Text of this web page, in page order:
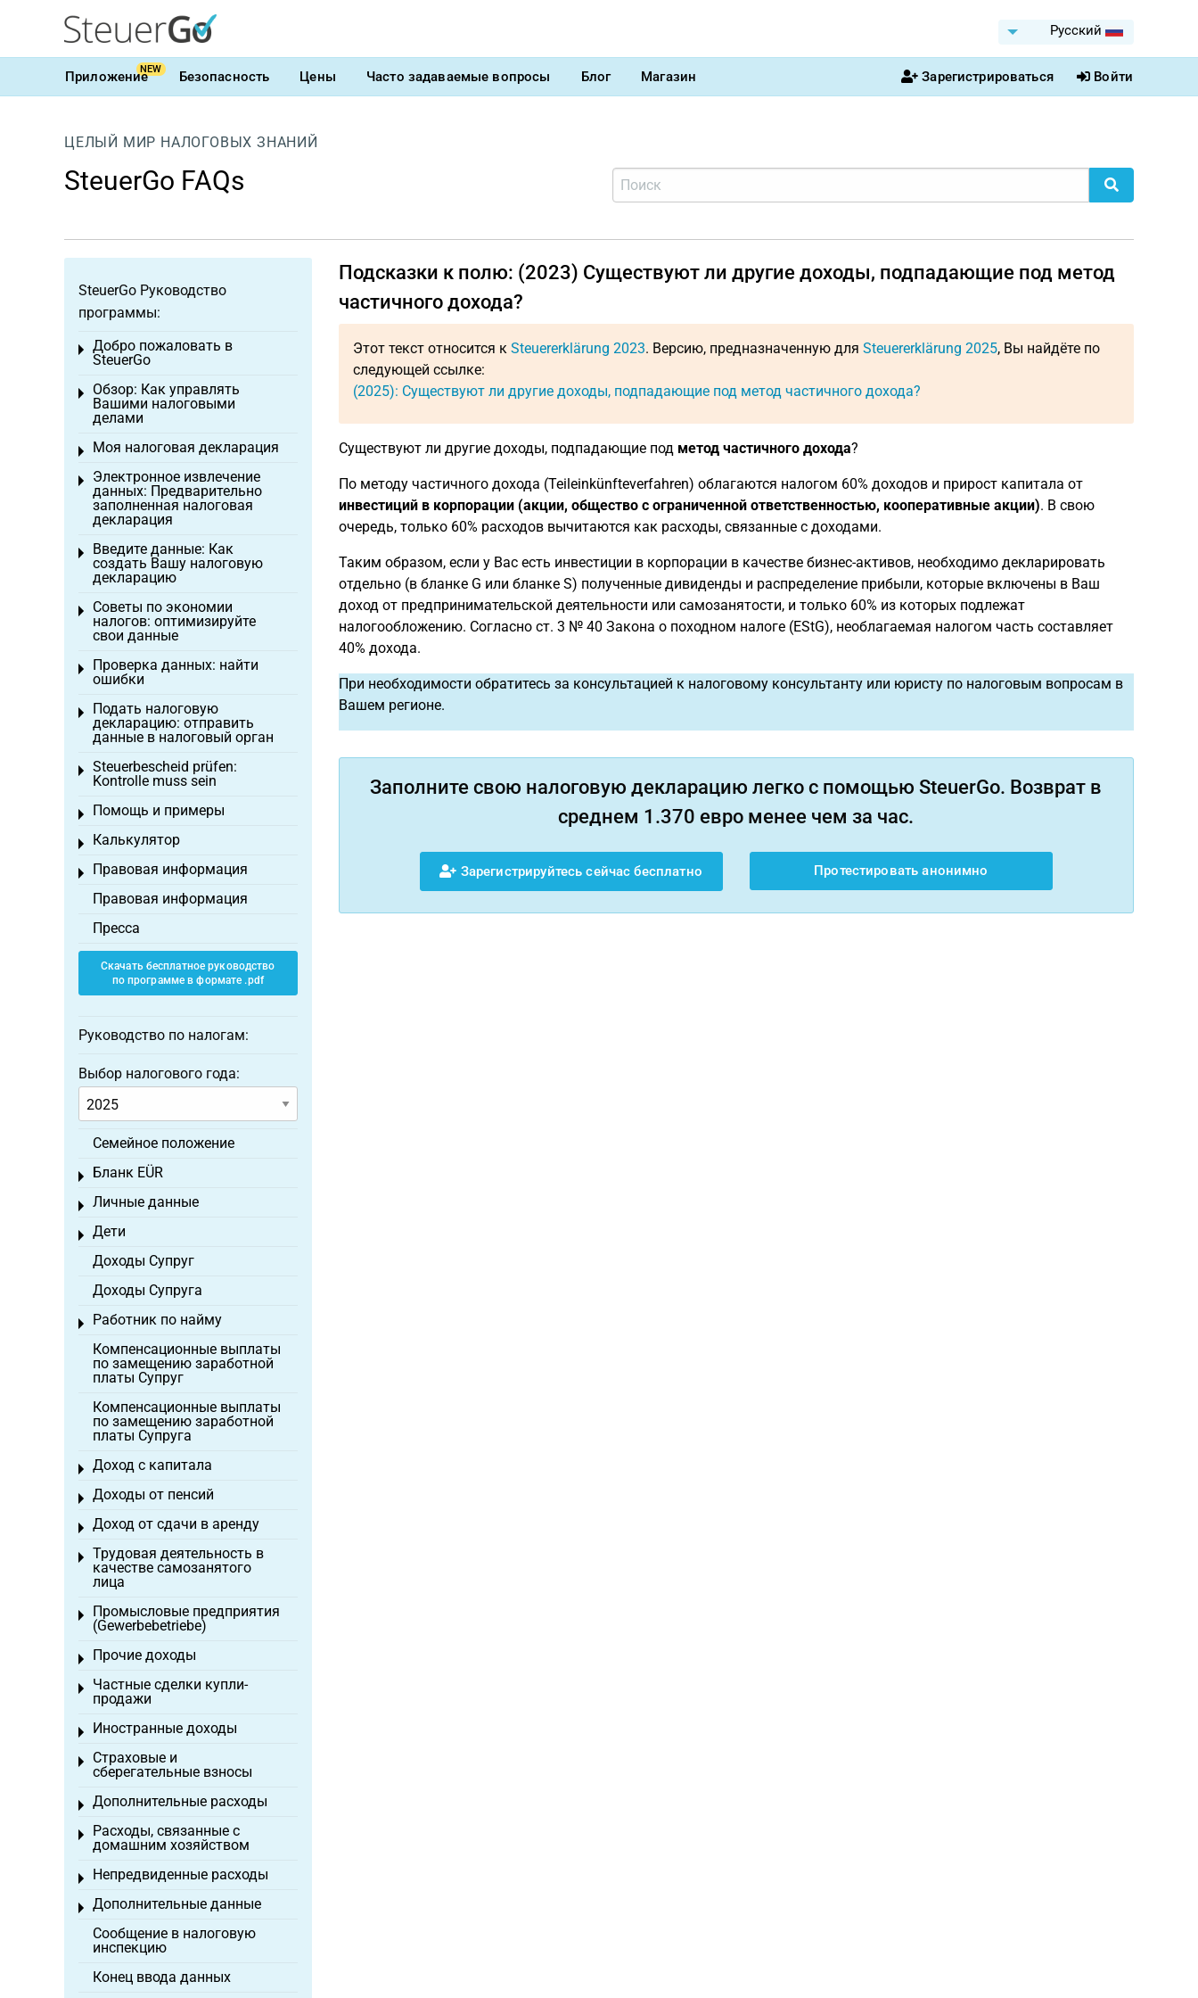
Pусский
ПриложениеNEW Безопасность Цены Часто задаваемые вопросы Блог Магазин Зарегистрироваться Войти
ЦЕЛЫЙ МИР НАЛОГОВЫХ ЗНАНИЙ
SteuerGo FAQs
Подсказки к полю: (2023) Существуют ли другие доходы, подпадающие под метод
частичного дохода?
Этот текст относится к Steuererklärung 2023. Версию, предназначенную для Steuererklärung 2025, Вы найдёте по
следующей ссылке:
(2025): Существуют ли другие доходы, подпадающие под метод частичного дохода?
Существуют ли другие доходы, подпадающие под метод частичного дохода?
По методу частичного дохода (Teileinkünfteverfahren) облагаются налогом 60% доходов и прирост капитала от
инвестиций в корпорации (акции, общество с ограниченной ответственностью, кооперативные акции). В свою
очередь, только 60% расходов вычитаются как расходы, связанные с доходами.
Таким образом, если у Вас есть инвестиции в корпорации в качестве бизнес-активов, необходимо декларировать
отдельно (в бланке G или бланке S) полученные дивиденды и распределение прибыли, которые включены в Ваш
доход от предпринимательской деятельности или самозанятости, и только 60% из которых подлежат
налогообложению. Согласно ст. 3 № 40 Закона о походном налоге (EStG), необлагаемая налогом часть составляет
40% дохода.
При необходимости обратитесь за консультацией к налоговому консультанту или юристу по налоговым вопросам в
Вашем регионе.
Заполните свою налоговую декларацию легко с помощью SteuerGo. Возврат в
среднем 1.370 евро менее чем за час.
Зарегистрируйтесь сейчас бесплатно Протестировать анонимно
SteuerGo Руководство
программы:
Добро пожаловать в
SteuerGo
Toggle menu
Обзор: Как управлять
Вашими налоговыми
делами
Toggle menu
Моя налоговая декларация
Toggle menu
Электронное извлечение
данных: Предварительно
заполненная налоговая
декларация
Toggle menu
Введите данные: Как
создать Вашу налоговую
декларацию
Toggle menu
Советы по экономии
налогов: оптимизируйте
свои данные
Toggle menu
Проверка данных: найти
ошибки
Toggle menu
Подать налоговую
декларацию: отправить
данные в налоговый орган
Toggle menu
Steuerbescheid prüfen:
Kontrolle muss sein
Toggle menu
Помощь и примеры
Toggle menu
Калькулятор
Toggle menu
Правовая информация
Toggle menu
Правовая информация
Пресса
Скачать бесплатное руководство
по программе в формате .pdf
Руководство по налогам:
Выбор налогового года:
Семейное положение
Бланк EÜR
Toggle menu
Личные данные
Toggle menu
Дети
Toggle menu
Доходы Супруг
Доходы Супруга
Работник по найму
Toggle menu
Компенсационные выплаты
по замещению заработной
платы Супруг
Компенсационные выплаты
по замещению заработной
платы Супруга
Доход с капитала
Toggle menu
Доходы от пенсий
Toggle menu
Доход от сдачи в аренду
Toggle menu
Трудовая деятельность в
качестве самозанятого
лица
Toggle menu
Промысловые предприятия
(Gewerbebetriebe)
Toggle menu
Прочие доходы
Toggle menu
Частные сделки купли-
продажи
Toggle menu
Иностранные доходы
Toggle menu
Страховые и
сберегательные взносы
Toggle menu
Дополнительные расходы
Toggle menu
Расходы, связанные с
домашним хозяйством
Toggle menu
Непредвиденные расходы
Toggle menu
Дополнительные данные
Toggle menu
Сообщение в налоговую
инспекцию
Конец ввода данных